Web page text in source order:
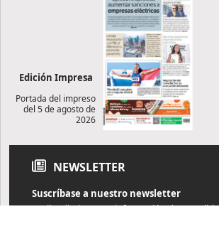
Edición Impresa
Portada del impreso
del 5 de agosto de
2026
NEWSLETTER
Suscríbase a nuestro newsletter
Reciba diariamente información de